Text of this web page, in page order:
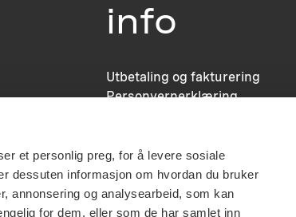
et personlig preg, for å levere sosiale
dessuten informasjon om hvordan du bruker
annonsering og analysearbeid, som kan
for dem, eller som de har samlet inn
info
Utbetaling og fakturering
Personvernerklæring
Last ned logo